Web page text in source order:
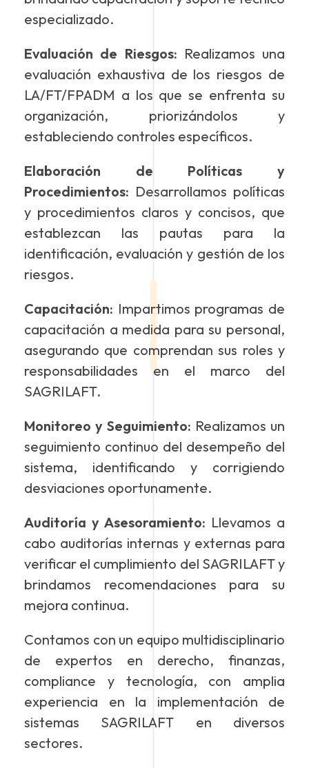
especializado.
Evaluación de Riesgos: Realizamos una
evaluación exhaustiva de los riesgos de
LA/FT/FPADM a los que se enfrenta su
organización, priorizándolos y
estableciendo controles específicos.
Elaboración de Políticas y
Procedimientos: Desarrollamos políticas
y procedimientos claros y concisos, que
establezcan las pautas para la
identificación, evaluación y gestión de los
riesgos.
Capacitación: Impartimos programas de
capacitación a medida para su personal,
asegurando que comprendan sus roles y
responsabilidades en el marco del
SAGRILAFT.
Monitoreo y Seguimiento: Realizamos un
seguimiento continuo del desempeño del
sistema, identificando y corrigiendo
desviaciones oportunamente.
Auditoría y Asesoramiento: Llevamos a
cabo auditorías internas y externas para
verificar el cumplimiento del SAGRILAFT y
brindamos recomendaciones para su
mejora continua.
Contamos con un equipo multidisciplinario
de expertos en derecho, finanzas,
compliance y tecnología, con amplia
experiencia en la implementación de
sistemas SAGRILAFT en diversos
sectores.